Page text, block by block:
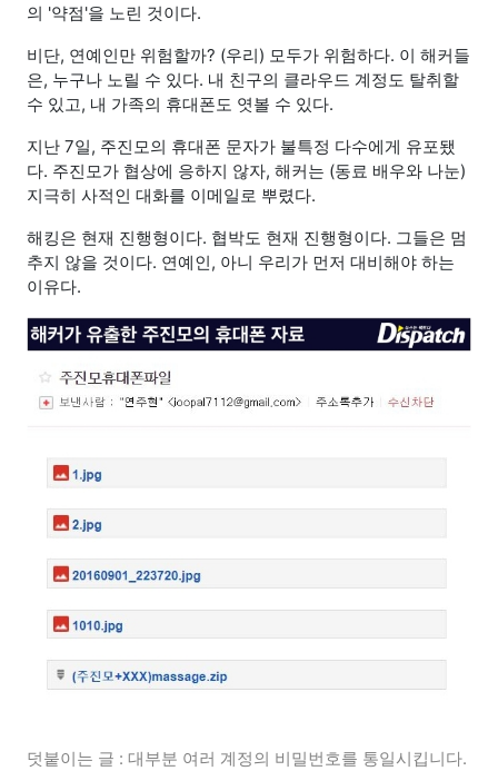
의 '약점'을 노린 것이다.
비단, 연예인만 위험할까? (우리) 모두가 위험하다. 이 해커들
은, 누구나 노릴 수 있다. 내 친구의 클라우드 계정도 탈취할
수 있고, 내 가족의 휴대폰도 엿볼 수 있다.
지난 7일, 주진모의 휴대폰 문자가 불특정 다수에게 유포됐
다. 주진모가 협상에 응하지 않자, 해커는 (동료 배우와 나눈)
지극히 사적인 대화를 이메일로 뿌렸다.
해킹은 현재 진행형이다. 협박도 현재 진행형이다. 그들은 멈
추지 않을 것이다. 연예인, 아니 우리가 먼저 대비해야 하는
이유다.
덧붙이는 글 : 대부분 여러 계정의 비밀번호를 통일시킵니다.